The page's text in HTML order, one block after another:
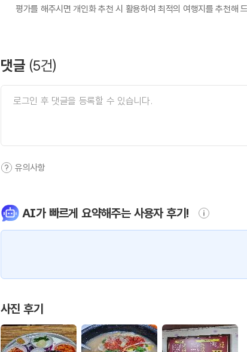
평가를 해주시면 개인화 추천 시 활용하여 최적의 여행지를 추천해
댓글 (5건)
유의사항
AI가 빠르게 요약해주는 사용자 후기!
사진 후기